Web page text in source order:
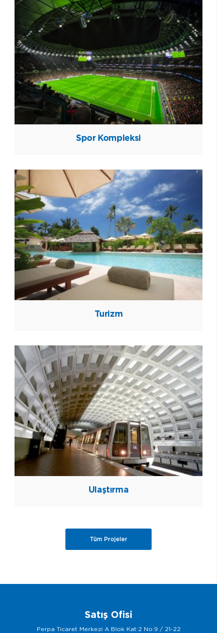
Spor Kompleksi
Turizm
Ulaştırma
Tüm Projeler
Satış Ofisi
Perpa Ticaret Merkezi A Blok Kat:2 No:9 / 21-22